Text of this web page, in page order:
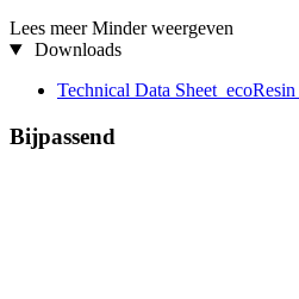
Lees meer Minder weergeven
Downloads
Technical Data Sheet_ecoResin
Bijpassend